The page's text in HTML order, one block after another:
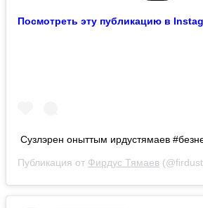
Посмотреть эту публикацию в
Сузлэрен оныттым ирдустямаев
Публикация от Фирдус Тямаев